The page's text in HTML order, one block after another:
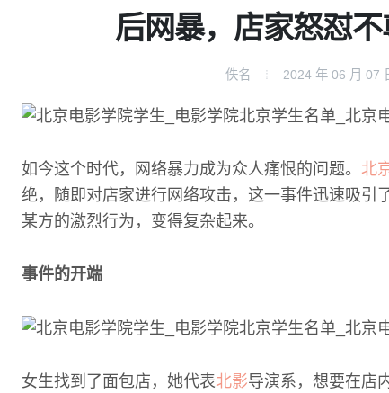
后网暴，店家怒怼
佚名 2024 年 06 月 07
如今这个时代，网络暴力成为众人痛恨的问题。 北
绝，随即对店家进行网络攻击，这一事件迅速吸引
某方的激烈行为，变得复杂起来。
事件的开端
女生找到了面包店，她代表北影导演系，想要在店